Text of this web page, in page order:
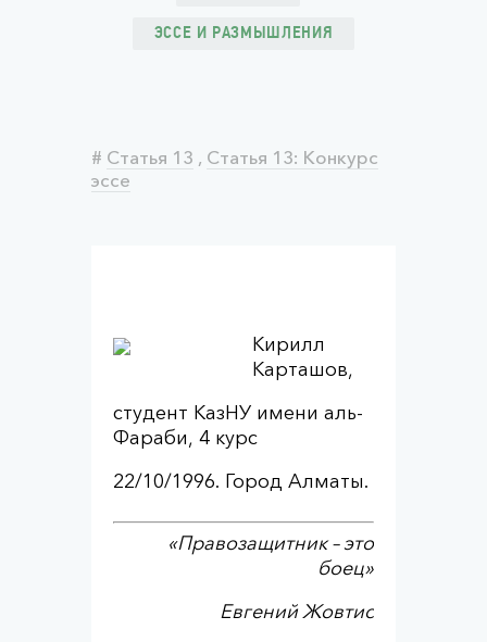
ЭССЕ И РАЗМЫШЛЕНИЯ
# Статья 13 , Статья 13: Конкурс
эссе
Кирилл
Карташов,
студент КазНУ имени аль-
Фараби, 4 курс
22/10/1996. Город Алматы.
«Правозащитник – это
боец»
Евгений Жовтис